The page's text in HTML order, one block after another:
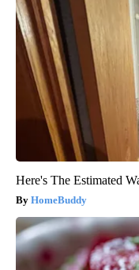
Here's The Estimated
HomeBuddy